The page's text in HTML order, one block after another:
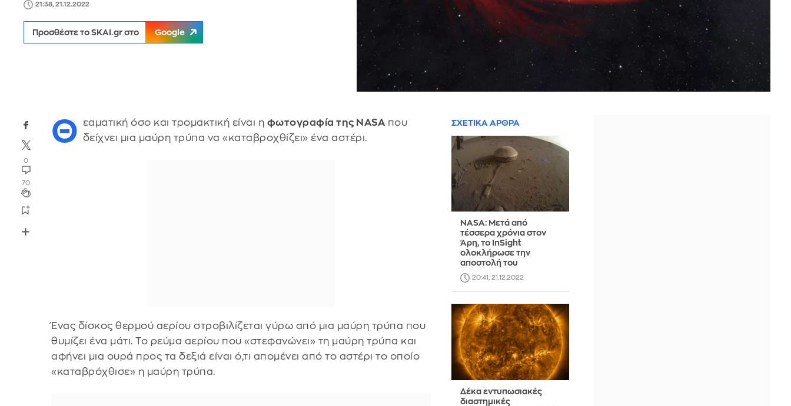
21:38, 21.12.2022
Προσθέστε το SKAI.gr στο Google
0
70
Θ εαματική όσο και τρομακτική είναι η φωτογραφία της NASA που
δείχνει μια μαύρη τρύπα να «καταβροχθίζει» ένα αστέρι.
Ένας δίσκος θερμού αερίου στροβιλίζεται γύρω από μια μαύρη τρύπα που
θυμίζει ένα μάτι. Το ρεύμα αερίου που «στεφανώνει» τη μαύρη τρύπα και
αφήνει μια ουρά προς τα δεξιά είναι ό,τι απομένει από το αστέρι το οποίο
«καταβρόχθισε» η μαύρη τρύπα.
ΣΧΕΤΙΚΑ ΑΡΘΡΑ
NASA: Μετά από
τέσσερα χρόνια στον
Άρη, το InSight
ολοκλήρωσε την
αποστολή του
20:41, 21.12.2022
Δέκα εντυπωσιακές
διαστημικές